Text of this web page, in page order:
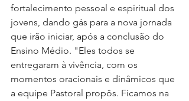
fortalecimento pessoal e espiritual dos
jovens, dando gás para a nova jornada
que irão iniciar, após a conclusão do
Ensino Médio. "Eles todos se
entregaram à vivência, com os
momentos oracionais e dinâmicos que
a equipe Pastoral propôs. Ficamos na